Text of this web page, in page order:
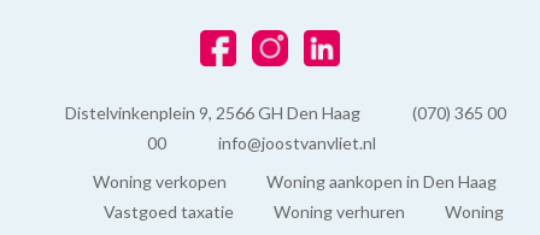
Distelvinkenplein 9, 2566 GH Den Haag
(070) 365 00
00
info@joostvanvliet.nl
Woning verkopen
Woning aankopen in Den Haag
Vastgoed taxatie
Woning verhuren
Woning